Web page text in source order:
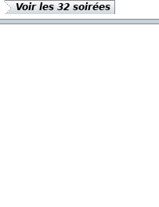
Voir les 32 soirées